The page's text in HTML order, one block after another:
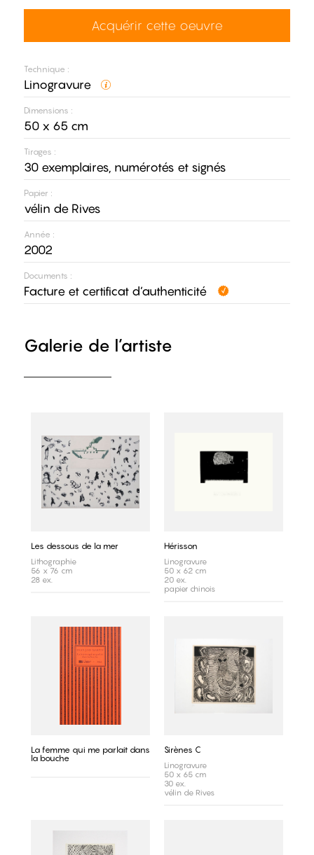
Technique :
Linogravure
Dimensions :
50 x 65 cm
Tirages :
30 exemplaires, numérotés et signés
Papier :
vélin de Rives
Année :
2002
Documents :
Facture et certificat d’authenticité
Acquérir cette oeuvre
Galerie de l’artiste
Les dessous de la mer
Lithographie
56 x 76 cm
28 ex.
Hérisson
Linogravure
50 x 62 cm
20 ex.
papier chinois
La femme qui me parlait dans
la bouche
Sirènes C
Linogravure
50 x 65 cm
30 ex.
vélin de Rives